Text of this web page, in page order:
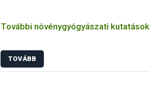
További növénygyógyászati kutatások
TOVÁBB